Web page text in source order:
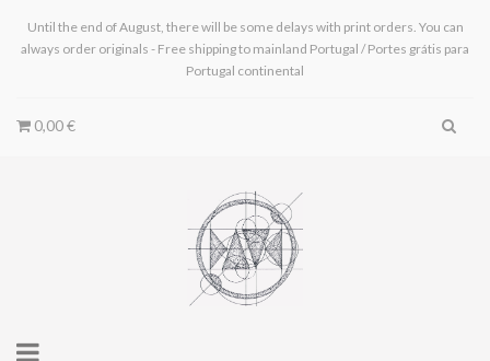
Until the end of August, there will be some delays with print orders. You can
always order originals - Free shipping to mainland Portugal / Portes grátis para
Portugal continental
0,00 €
Toggle